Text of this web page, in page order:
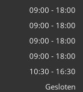
09:00 - 18:00
09:00 - 18:00
09:00 - 18:00
09:00 - 18:00
10:30 - 16:30
Gesloten